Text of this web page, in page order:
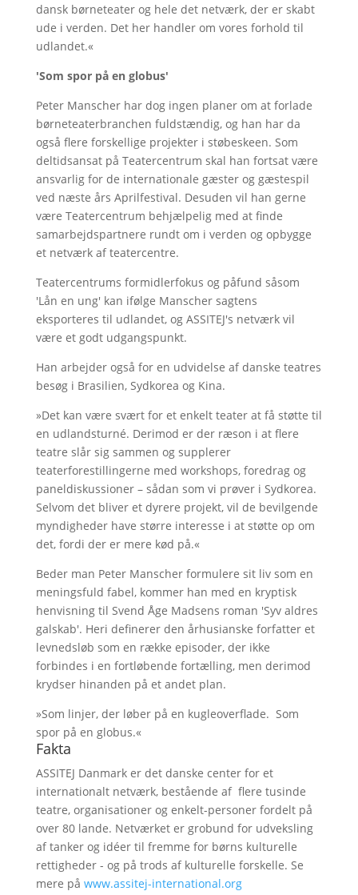
dansk børneteater og hele det netværk, der er skabt
ude i verden. Det her handler om vores forhold til
udlandet.«
'Som spor på en globus'
Peter Manscher har dog ingen planer om at forlade
børneteaterbranchen fuldstændig, og han har da
også flere forskellige projekter i støbeskeen. Som
deltidsansat på Teatercentrum skal han fortsat være
ansvarlig for de internationale gæster og gæstespil
ved næste års Aprilfestival. Desuden vil han gerne
være Teatercentrum behjælpelig med at finde
samarbejdspartnere rundt om i verden og opbygge
et netværk af teatercentre.
Teatercentrums formidlerfokus og påfund såsom
'Lån en ung' kan ifølge Manscher sagtens
eksporteres til udlandet, og ASSITEJ's netværk vil
være et godt udgangspunkt.
Han arbejder også for en udvidelse af danske teatres
besøg i Brasilien, Sydkorea og Kina.
»Det kan være svært for et enkelt teater at få støtte til
en udlandsturné. Derimod er der ræson i at flere
teatre slår sig sammen og supplerer
teaterforestillingerne med workshops, foredrag og
paneldiskussioner – sådan som vi prøver i Sydkorea.
Selvom det bliver et dyrere projekt, vil de bevilgende
myndigheder have større interesse i at støtte op om
det, fordi der er mere kød på.«
Beder man Peter Manscher formulere sit liv som en
meningsfuld fabel, kommer han med en kryptisk
henvisning til Svend Åge Madsens roman 'Syv aldres
galskab'. Heri definerer den århusianske forfatter et
levnedsløb som en række episoder, der ikke
forbindes i en fortløbende fortælling, men derimod
krydser hinanden på et andet plan.
»Som linjer, der løber på en kugleoverflade. Som
spor på en globus.«
Fakta
ASSITEJ Danmark er det danske center for et
internationalt netværk, bestående af flere tusinde
teatre, organisationer og enkelt-personer fordelt på
over 80 lande. Netværket er grobund for udveksling
af tanker og idéer til fremme for børns kulturelle
rettigheder - og på trods af kulturelle forskelle. Se
mere på www.assitej-international.org